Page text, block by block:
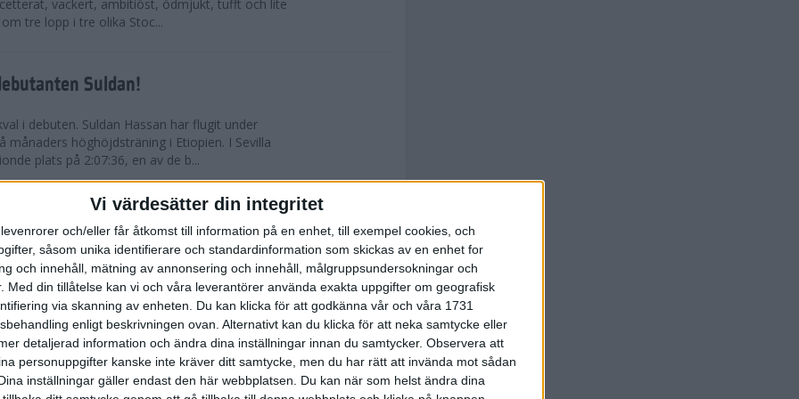
Vi värdesätter din integritet
och/eller får åtkomst till information på en enhet, till exempel cookies, och
såsom unika identifierare och standardinformation som skickas av en enhet for
och innehåll, mätning av annonsering och innehåll, målgruppsundersokningar och
Med din tillåtelse kan vi och våra leverantörer använda exakta uppgifter om geografisk
via skanning av enheten. Du kan klicka för att godkänna vår och våra 1731
enligt beskrivningen ovan. Alternativt kan du klicka för att neka samtycke eller
detaljerad information och ändra dina inställningar innan du samtycker. Observera att
personuppgifter kanske inte kräver ditt samtycke, men du har rätt att invända mot sådan
inställningar gäller endast den här webbplatsen. Du kan när som helst ändra dina
vackert, ambitiöst, ödmjukt, tufft och lite
tre lopp i tre olika Stoc...
Suldan!
i debuten. Suldan Hassan har flugit under
månaders höghöjdsträning i Etiopien. I Sevilla
plats på 2:07:36, en av de b...
Marathon utvecklades till den mest
maratons historia. Suldan Hassan
rekord, 2:07:36. Även Carolina Wikström klarade
utmanande intervaller på skidor